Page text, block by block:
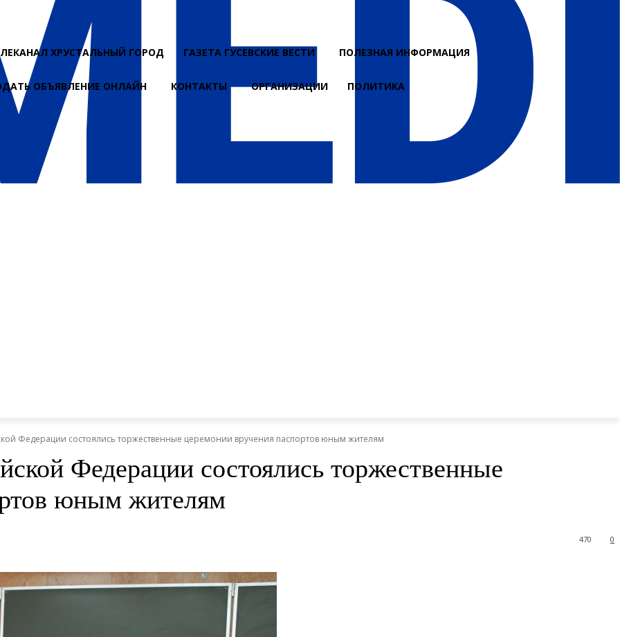
ХРУСТАЛЬНЫЙ ГОРОД ГАЗЕТА ГУСЕВСКИЕ ВЕСТИ ПОЛЕЗНАЯ ИНФОРМАЦИЯ
ОБЪЯВЛЕНИЕ ОНЛАЙН КОНТАКТЫ ОРГАНИЗАЦИИ ПОЛИТИКА
Федерации состоялись торжественные церемонии вручения паспортов юным жителям
Федерации состоялись торжественные
юным жителям
0
470